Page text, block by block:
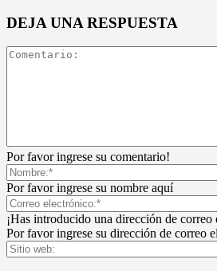
DEJA UNA RESPUESTA
Por favor ingrese su comentario!
Por favor ingrese su nombre aquí
¡Has introducido una dirección de
Por favor ingrese su dirección de correo